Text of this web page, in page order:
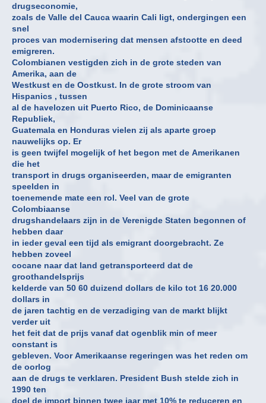
drugseconomie,
zoals de Valle del Cauca waarin Cali ligt, ondergingen een
snel
proces van modernisering dat mensen afstootte en deed
emigreren.
Colombianen vestigden zich in de grote steden van
Amerika, aan de
Westkust en de Oostkust. In de grote stroom van
Hispanics , tussen
al de havelozen uit Puerto Rico, de Dominicaanse
Republiek,
Guatemala en Honduras vielen zij als aparte groep
nauwelijks op. Er
is geen twijfel mogelijk of het begon met de Amerikanen
die het
transport in drugs organiseerden, maar de emigranten
speelden in
toenemende mate een rol. Veel van de grote
Colombiaanse
drugshandelaars zijn in de Verenigde Staten begonnen of
hebben daar
in ieder geval een tijd als emigrant doorgebracht. Ze
hebben zoveel
cocane naar dat land getransporteerd dat de
groothandelsprijs
kelderde van 50 60 duizend dollars de kilo tot 16 20.000
dollars in
de jaren tachtig en de verzadiging van de markt blijkt
verder uit
het feit dat de prijs vanaf dat ogenblik min of meer
constant is
gebleven. Voor Amerikaanse regeringen was het reden om
de oorlog
aan de drugs te verklaren. President Bush stelde zich in
1990 ten
doel de import binnen twee jaar met 10% te reduceren en